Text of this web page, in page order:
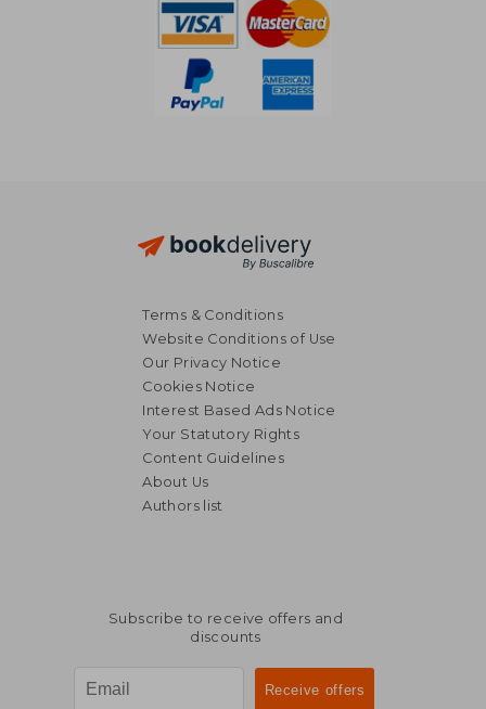
Terms & Conditions
Website Conditions of Use
Our Privacy Notice
Cookies Notice
Interest Based Ads Notice
Your Statutory Rights
Content Guidelines
About Us
Authors list
Subscribe to receive offers and
discounts